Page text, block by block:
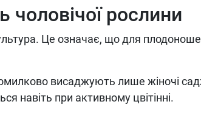
чоловічої рослини
Це означає, що для
висаджують лише жіночі
навіть при активному цвітінні.